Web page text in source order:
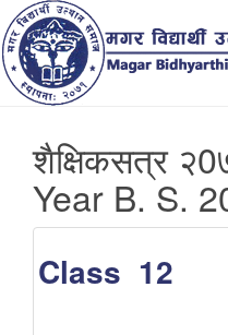
शैक्षिकसत्र
Year B. S.
Class 12